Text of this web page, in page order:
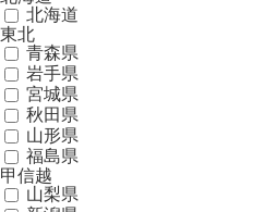
北海道
東北
青森県
岩手県
宮城県
秋田県
山形県
福島県
甲信越
山梨県